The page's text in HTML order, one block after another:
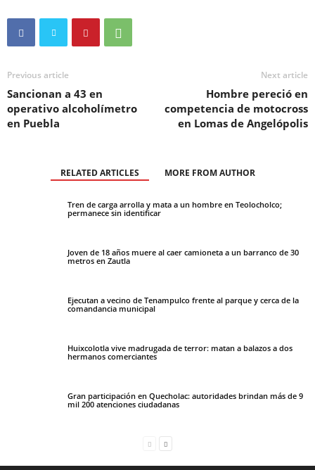
Previous article
Sancionan a 43 en
operativo alcoholímetro
en Puebla
Next article
Hombre pereció en
competencia de motocross
en Lomas de Angelópolis
RELATED ARTICLES MORE FROM AUTHOR
Tren de carga arrolla y mata a un hombre en Teolocholco;
permanece sin identificar
Joven de 18 años muere al caer camioneta a un barranco de 30
metros en Zautla
Ejecutan a vecino de Tenampulco frente al parque y cerca de la
comandancia municipal
Huixcolotla vive madrugada de terror: matan a balazos a dos
hermanos comerciantes
Gran participación en Quecholac: autoridades brindan más de 9
mil 200 atenciones ciudadanas